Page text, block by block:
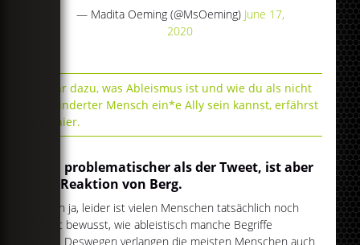
— Madita Oeming (@MsOeming) June 17,
2020
Mehr dazu, was Ableismus ist und wie du als nicht
behinderter Mensch ein*e Ally sein kannst, erfährst
du hier.
Viel problematischer als der Tweet, ist aber
die Reaktion von Berg.
Denn ja, leider ist vielen Menschen tatsächlich noch
nicht bewusst, wie ableistisch manche Begriffe
sind. Deswegen verlangen die meisten Menschen auch